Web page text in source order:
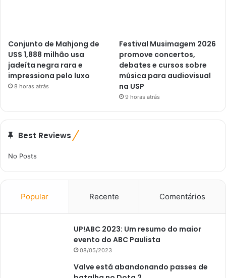
Conjunto de Mahjong de
US$ 1,888 milhão usa
jadeíta negra rara e
impressiona pelo luxo
8 horas atrás
Festival Musimagem 2026
promove concertos,
debates e cursos sobre
música para audiovisual
na USP
9 horas atrás
Best Reviews
No Posts
Popular Recente Comentários
UP!ABC 2023: Um resumo do maior
evento do ABC Paulista
08/05/2023
Valve está abandonando passes de